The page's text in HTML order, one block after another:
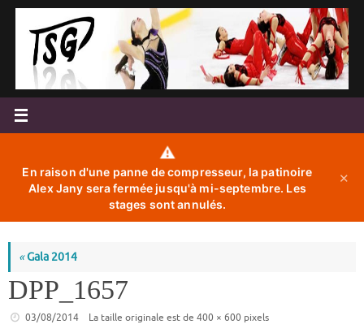
Passer
contenu
⚠️
En raison d'une panne de compresseur, la patinoire
Alex Jany sera fermée jusqu'à mi-septembre. Les
stages sont annulés.
✕
«Gala 2014
DPP_1657
03/08/2014 La taille originale est de 400 × 600 pixels